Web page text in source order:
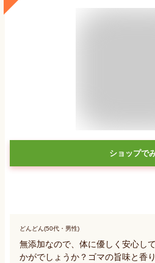
ショップで
どんどん(50代・男性)
無添加なので、体に優しく安心し
かがでしょうか？ゴマの旨味と香